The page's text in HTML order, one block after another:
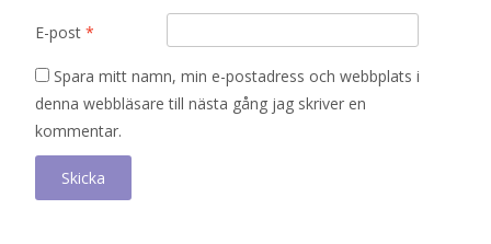
E-post *
Spara mitt namn, min e-postadress och webbplats i
denna webbläsare till nästa gång jag skriver en
kommentar.